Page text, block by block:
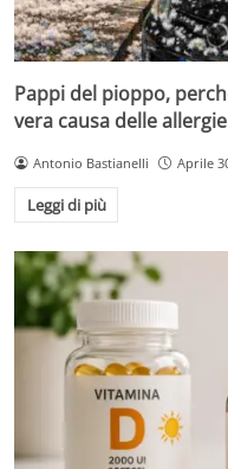
Pappi del pioppo,
vera causa delle allergie
Antonio Bastianelli Aprile
Leggi di più